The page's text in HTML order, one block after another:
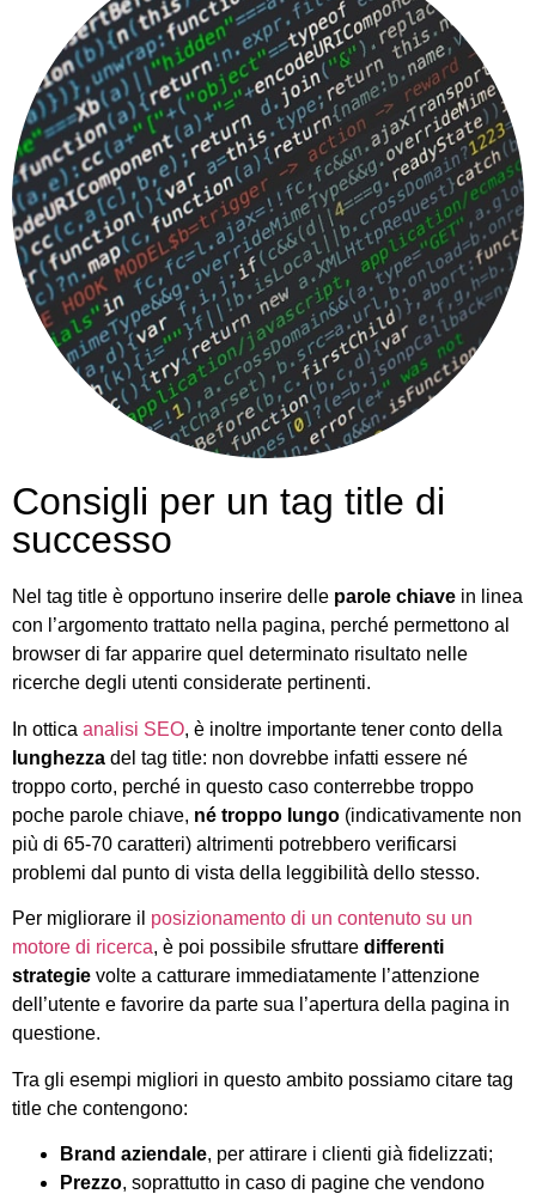
Consigli per un tag title di
successo
Nel tag title è opportuno inserire delle parole chiave in linea
con l’argomento trattato nella pagina, perché permettono al
browser di far apparire quel determinato risultato nelle
ricerche degli utenti considerate pertinenti.
In ottica analisi SEO, è inoltre importante tener conto della
lunghezza del tag title: non dovrebbe infatti essere né
troppo corto, perché in questo caso conterrebbe troppo
poche parole chiave, né troppo lungo (indicativamente non
più di 65-70 caratteri) altrimenti potrebbero verificarsi
problemi dal punto di vista della leggibilità dello stesso.
Per migliorare il posizionamento di un contenuto su un
motore di ricerca, è poi possibile sfruttare differenti
strategie volte a catturare immediatamente l’attenzione
dell’utente e favorire da parte sua l’apertura della pagina in
questione.
Tra gli esempi migliori in questo ambito possiamo citare tag
title che contengono:
Brand aziendale, per attirare i clienti già fidelizzati;
Prezzo, soprattutto in caso di pagine che vendono